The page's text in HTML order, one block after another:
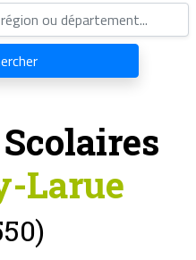
Larue